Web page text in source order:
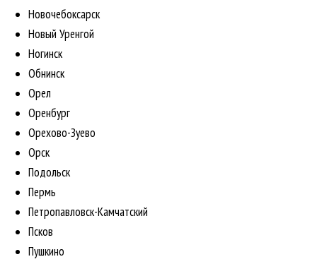
Новочебоксарск
Новый Уренгой
Ногинск
Обнинск
Орел
Оренбург
Орехово-Зуево
Орск
Подольск
Пермь
Петропавловск-Камчатский
Псков
Пушкино